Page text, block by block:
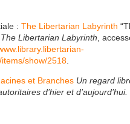
: The Libertarian Labyrinth
The Libertarian Labyrinth ,
show/2518
et Branches Un regard
d’hier et d’aujourd’hui.